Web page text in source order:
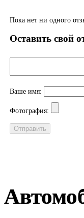
Пока нет ни одного
Оставить свой
Ваше имя:
Фотография: